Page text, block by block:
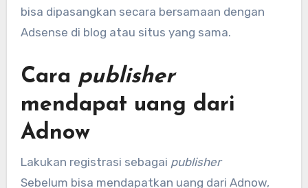
bisa dipasangkan secara bersamaan dengan
Adsense di blog atau situs yang sama.
Cara publisher
mendapat uang dari
Adnow
Lakukan registrasi sebagai publisher
Sebelum bisa mendapatkan uang dari Adnow,